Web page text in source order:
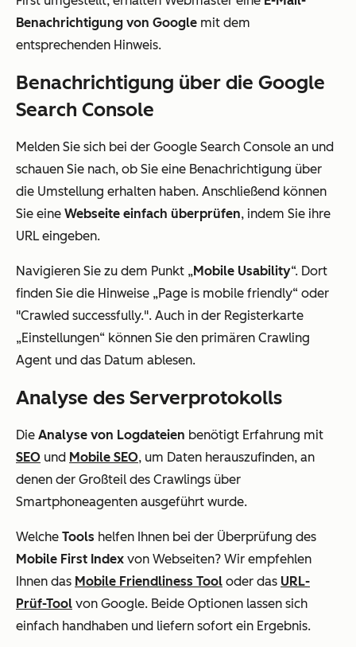
Benachrichtigung von Google mit dem
entsprechenden Hinweis.
Benachrichtigung über die Google
Search Console
Melden Sie sich bei der Google Search Console an und
schauen Sie nach, ob Sie eine Benachrichtigung über
die Umstellung erhalten haben. Anschließend können
Sie eine Webseite einfach überprüfen, indem Sie ihre
URL eingeben.
Navigieren Sie zu dem Punkt „Mobile Usability“. Dort
finden Sie die Hinweise „Page is mobile friendly“ oder
"Crawled successfully.". Auch in der Registerkarte
„Einstellungen“ können Sie den primären Crawling
Agent und das Datum ablesen.
Analyse des Serverprotokolls
Die Analyse von Logdateien benötigt Erfahrung mit
SEO und Mobile SEO, um Daten herauszufinden, an
denen der Großteil des Crawlings über
Smartphoneagenten ausgeführt wurde.
Welche Tools helfen Ihnen bei der Überprüfung des
Mobile First Index von Webseiten? Wir empfehlen
Ihnen das Mobile Friendliness Tool oder das URL-
Prüf-Tool von Google. Beide Optionen lassen sich
einfach handhaben und liefern sofort ein Ergebnis.